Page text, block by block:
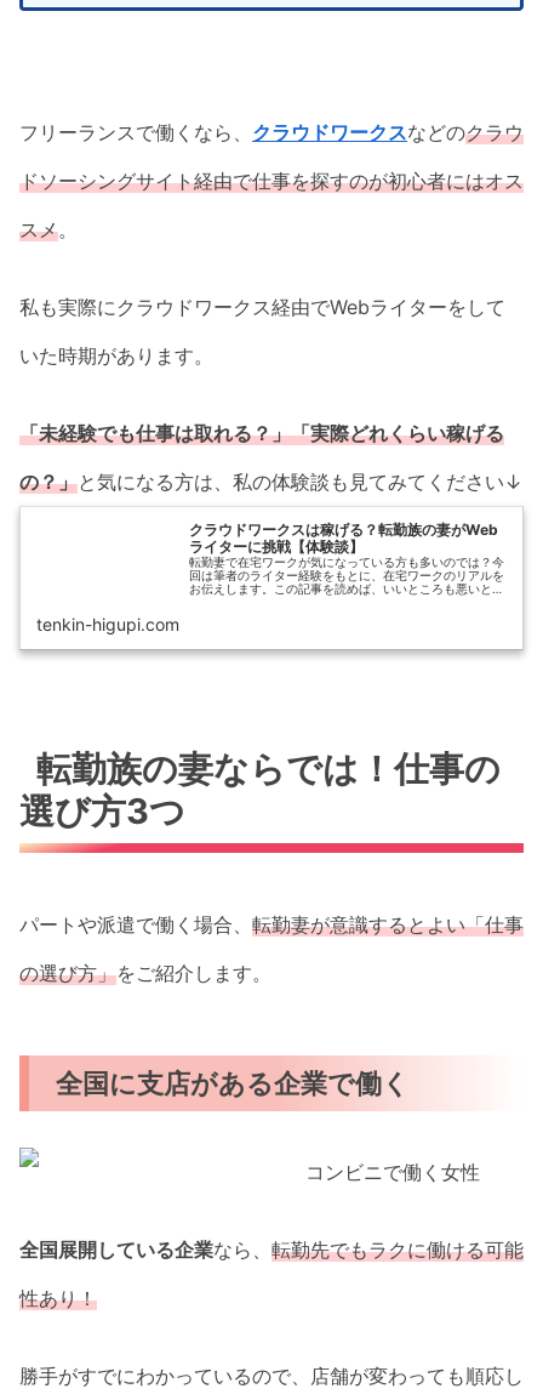
フリーランスで働くなら、 クラウドワークスなどのクラウ
ドソーシングサイト経由で仕事を探すのが初心者にはオス
スメ。
私も実際にクラウドワークス経由でWebライターをして
いた時期があります。
「未経験でも仕事は取れる？」「実際どれくらい稼げる
の？」と気になる方は、私の体験談も見てみてください↓
クラウドワークスは稼げる？転勤族の妻がWeb
ライターに挑戦【体験談】
転勤妻で在宅ワークが気になっている方も多いのでは？今
回は筆者のライター経験をもとに、在宅ワークのリアルを
お伝えします。この記事を読めば、いいところも悪いとこ
tenkin-higupi.com
転勤族の妻ならでは！仕事の
選び方3つ
パートや派遣で働く場合、 転勤妻が意識するとよい「仕事
の選び方」をご紹介します。
全国に支店がある企業で働く
全国展開している企業なら、 転勤先でもラクに働ける可能
性あり！
勝手がすでにわかっているので、店舗が変わっても順応し